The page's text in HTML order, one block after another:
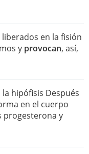
en la fisión
y provocan, así,
la hipófisis Después
en el cuerpo
progesterona y